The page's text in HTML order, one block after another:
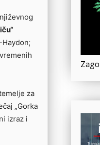
Haydon;
za
„Gorka
izraz i